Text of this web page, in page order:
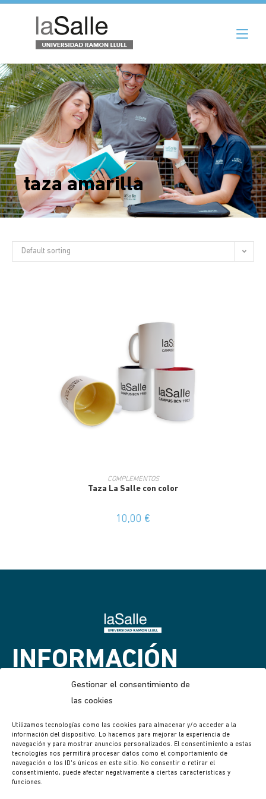
Gestionar el consentimiento de
las cookies
Utilizamos tecnologías como las cookies para almacenar y/o acceder a la
información del dispositivo. Lo hacemos para mejorar la experiencia de
navegación y para mostrar anuncios personalizados. El consentimiento a estas
tecnologías nos permitirá procesar datos como el comportamiento de
navegación o los ID's únicos en este sitio. No consentir o retirar el
consentimiento, puede afectar negativamente a ciertas características y
funciones.
taza amarilla
Default sorting
COMPLEMENTOS
Taza La Salle con color
10,00 €
INFORMACIÓN
GENERAL
Guia de tallas
Puntos de recogida
Compromiso ecológico
Contacto